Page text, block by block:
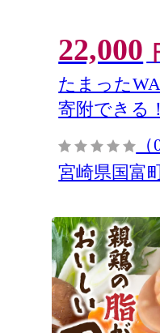
22,000
たまった
寄附できる！
（
宮崎県国富